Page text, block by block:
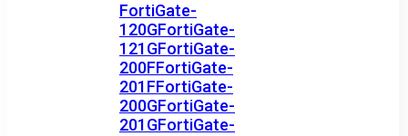
FortiGate-
120GFortiGate-
121GFortiGate-
200FFortiGate-
201FFortiGate-
200GFortiGate-
201GFortiGate-